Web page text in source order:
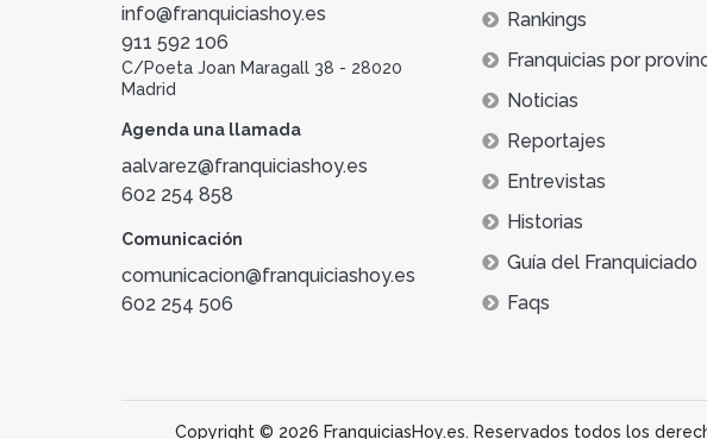
info@franquiciashoy.es
911 592 106
C/Poeta Joan Maragall 38 - 28020
Madrid
Agenda una llamada
aalvarez@franquiciashoy.es
602 254 858
Comunicación
comunicacion@franquiciashoy.es
602 254 506
Rankings
Franquicias por
Noticias
Reportajes
Entrevistas
Historias
Guía del Franquiciado
Faqs
Copyright © 2026 FranquiciasHoy.es. Reservados todos los